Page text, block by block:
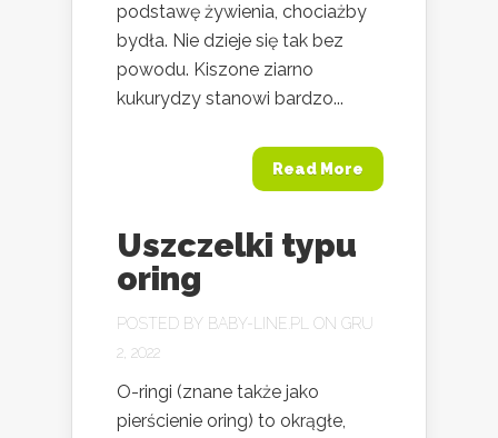
podstawę żywienia, chociażby
bydła. Nie dzieje się tak bez
powodu. Kiszone ziarno
kukurydzy stanowi bardzo...
Read More
Uszczelki typu
oring
POSTED BY BABY-LINE.PL ON GRU
2, 2022
O-ringi (znane także jako
pierścienie oring) to okrągłe,